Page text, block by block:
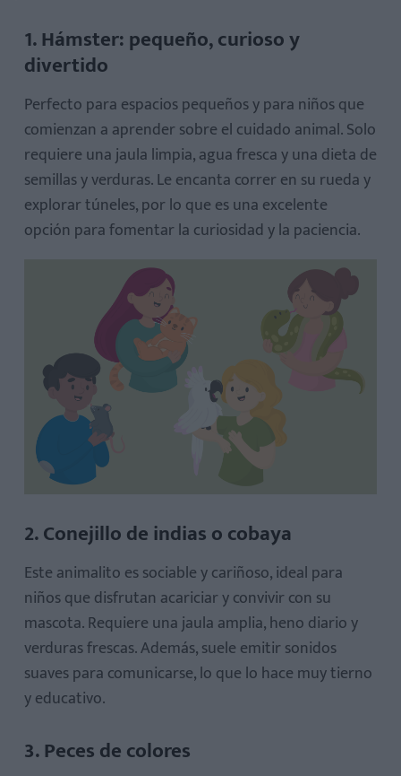
1. Hámster: pequeño, curioso y
divertido
Perfecto para espacios pequeños y para niños que
comienzan a aprender sobre el cuidado animal. Solo
requiere una jaula limpia, agua fresca y una dieta de
semillas y verduras. Le encanta correr en su rueda y
explorar túneles, por lo que es una excelente
opción para fomentar la curiosidad y la paciencia.
2. Conejillo de indias o cobaya
Este animalito es sociable y cariñoso, ideal para
niños que disfrutan acariciar y convivir con su
mascota. Requiere una jaula amplia, heno diario y
verduras frescas. Además, suele emitir sonidos
suaves para comunicarse, lo que lo hace muy tierno
y educativo.
3. Peces de colores